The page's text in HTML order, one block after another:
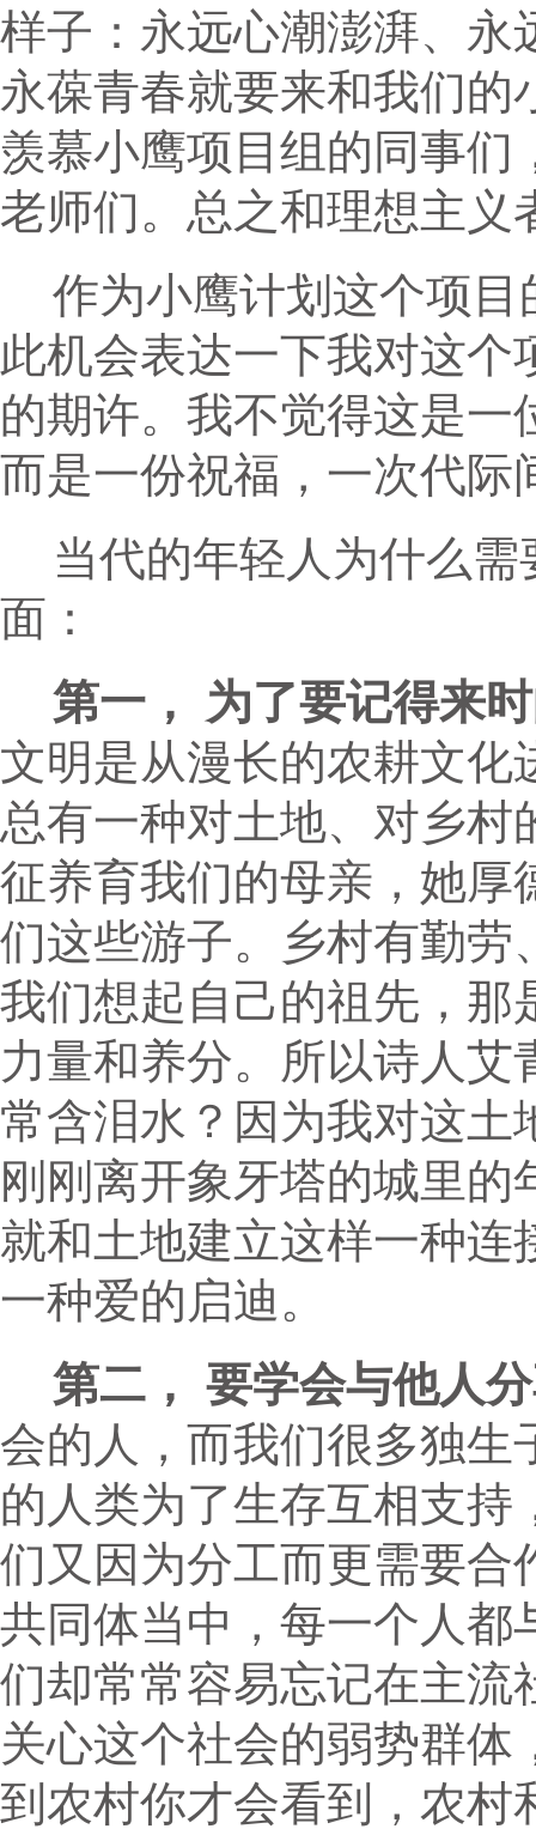
样子：永远心潮澎湃、永
永葆青春就要来和我们
羡慕小鹰项目组的同事们
老师们。总之和理想主义
作为小鹰计划这个项目
此机会表达一下我对这
的期许。我不觉得这是
而是一份祝福，一次代际
当代的年轻人为什么需
面：
第一， 为了要记得来
文明是从漫长的农耕文化
总有一种对土地、对乡
征养育我们的母亲，她厚
们这些游子。乡村有勤劳
我们想起自己的祖先，那
力量和养分。所以诗人
常含泪水？因为我对这
刚刚离开象牙塔的城里
就和土地建立这样一种连
一种爱的启迪。
第二， 要学会与他人
会的人，而我们很多独生
的人类为了生存互相支
们又因为分工而更需要
共同体当中，每一个人都
们却常常容易忘记在主流
关心这个社会的弱势群
到农村你才会看到，农村